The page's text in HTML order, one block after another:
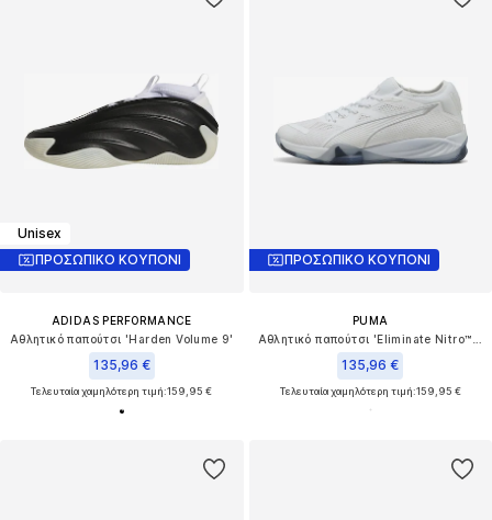
Unisex
ΠΡΟΣΩΠΙΚΟ ΚΟΥΠΟΝΙ
ADIDAS PERFORMANCE
Αθλητικό παπούτσι 'Harden Volume 9'
135,96 €
Τελευταία χαμηλότερη τιμή:159,95 €
ΠΡΟΣΩΠΙΚΟ ΚΟΥΠΟΝΙ
PUMA
135,96 €
Τελευταία χαμηλότερη τιμή:159,95 €